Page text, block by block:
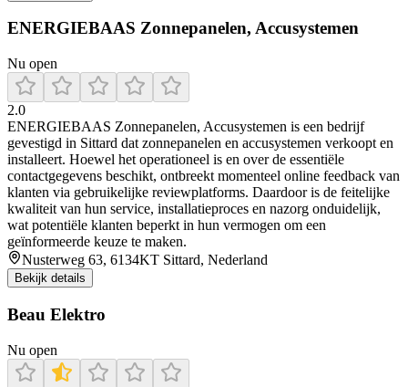
ENERGIEBAAS Zonnepanelen, Accusystemen
Nu open
2.0
ENERGIEBAAS Zonnepanelen, Accusystemen is een bedrijf
gevestigd in Sittard dat zonnepanelen en accusystemen verkoopt en
installeert. Hoewel het operationeel is en over de essentiële
contactgegevens beschikt, ontbreekt momenteel online feedback van
klanten via gebruikelijke reviewplatforms. Daardoor is de feitelijke
kwaliteit van hun service, installatieproces en nazorg onduidelijk,
wat potentiële klanten beperkt in hun vermogen om een
geïnformeerde keuze te maken.
Nusterweg 63, 6134KT Sittard, Nederland
Bekijk details
Beau Elektro
Nu open